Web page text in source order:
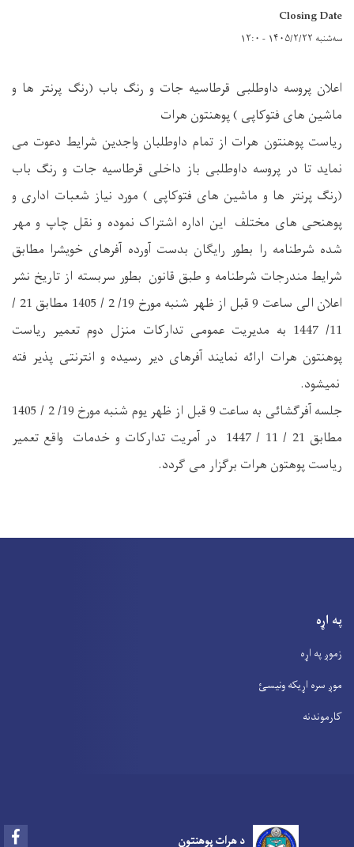
Closing Date
سه‌شنبه ۱۴۰۵/۲/۲۲ - ۱۲:۰
اعلان پروسه داوطلبی قرطاسیه جات و رنگ باب (رنگ پرنتر ها و
ماشین های فتوکاپی ) پوهنتون هرات
ریاست پوهنتون هرات از تمام داوطلبان واجدین شرایط دعوت می
نماید تا در پروسه داوطلبی باز داخلی قرطاسیه جات و رنگ باب
(رنگ پرنتر ها و ماشین های فتوکاپی ) مورد نیاز شعبات اداری و
پوهنحی های مختلف این اداره اشتراک نموده و نقل چاپ و مهر
شده شرطنامه را بطور رایگان بدست آورده آفرهای خویشرا مطابق
شرایط مندرجات شرطنامه و طبق قانون بطور سربسته از تاریخ نشر
اعلان الی ساعت 9 قبل از ظهر شنبه مورخ 19/ 2 / 1405 مطابق 21 /
11/ 1447 به مدیریت عمومی تدارکات منزل دوم تعمیر ریاست
پوهنتون هرات ارائه نمایند آفرهای دیر رسیده و انترنتی پذیر فته
نمیشود.
جلسه آفرگشائی به ساعت 9 قبل از ظهر یوم شنبه مورخ 19/ 2 / 1405
مطابق 21 / 11 / 1447 در آمریت تدارکات و خدمات واقع تعمیر
ریاست پوهتون هرات برگزار می گردد.
په اړه
زموږ په اړه
موږ سره اړیکه ونیسئ
کارموندنه
د هرات پوهنتون